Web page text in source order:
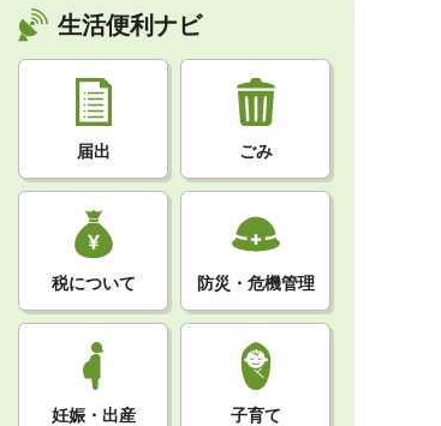
生活便利ナビ
届出 ごみ
税について 防災・危機管理
妊娠・出産 子育て